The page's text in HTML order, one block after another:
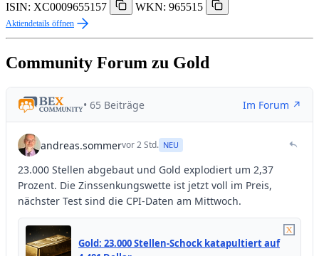
ISIN: XC0009655157
WKN: 965515
Aktiendetails öffnen
Community Forum zu Gold